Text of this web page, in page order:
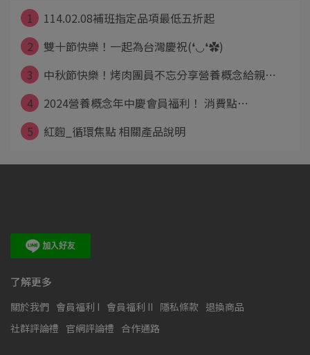
1
114.02.08補班指定品項最低五折起
2
雙十節快樂！一起為台灣慶祝(❛◡❛✿)
3
中秋節快樂！烤肉團員不忘分享營養概念給親⋯
4
2024營養概念年中慶會員福利！ 消費點⋯
5
紅麴_循環焦點 相關產品說明
了解更多
關於我們 會員福利 I 會員福利 II 隱私條款 退換商品
社群評論禮 官網評論禮 合作通路